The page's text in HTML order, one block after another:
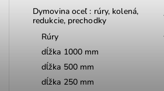
Dymovina oceľ : rúry, kolená,
redukcie, prechodky
Rúry
dĺžka 1000 mm
dĺžka 500 mm
dĺžka 250 mm